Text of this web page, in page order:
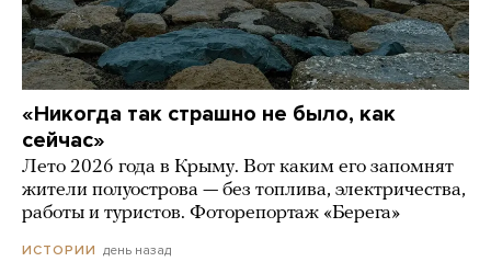
«Никогда так страшно не было, как
сейчас»
Лето 2026 года в Крыму. Вот каким его запомнят
жители полуострова — без топлива, электричества,
работы и туристов. Фоторепортаж «Берега»
ИСТОРИИ день назад